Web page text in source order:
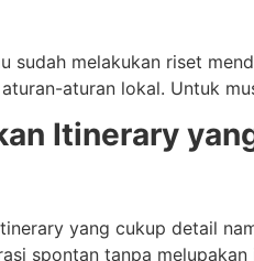
sudah melakukan riset
aturan lokal. Untuk
Itinerary
yang cukup detail
spontan tanpa melupakan